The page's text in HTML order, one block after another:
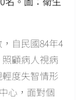
自民國84年4
顧病人視病
度失智情形
心，面對個